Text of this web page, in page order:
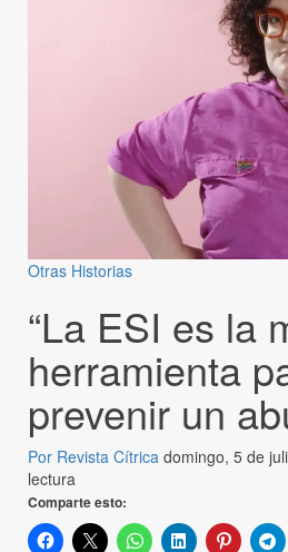
Otras Historias
“La ESI es la
herramienta
prevenir un
Por Revista Cítrica domingo, 5 de
lectura
Comparte esto: